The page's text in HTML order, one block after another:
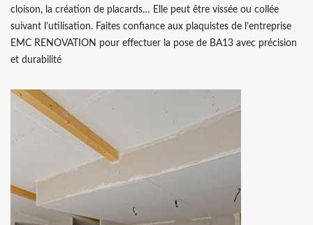
cloison, la création de placards… Elle peut être vissée ou collée
suivant l’utilisation. Faites confiance aux plaquistes de l’entreprise
EMC RENOVATION pour effectuer la pose de BA13 avec précision
et durabilité